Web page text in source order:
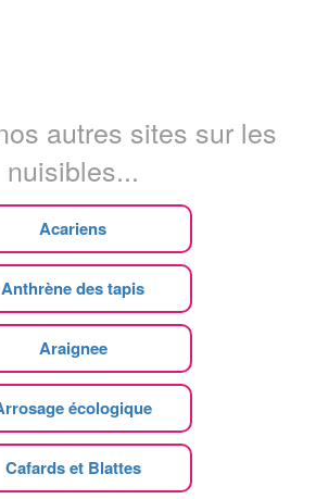
autres sites sur les
nuisibles...
Acariens
Anthrène des tapis
Araignee
écologique
Cafards et Blattes